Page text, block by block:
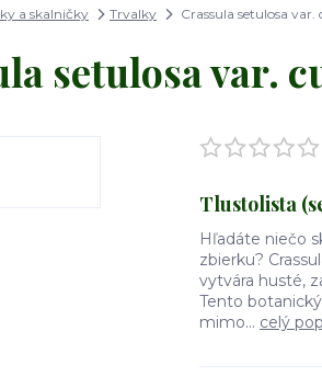
a skalničky Trvalky Crassula setulosa var.
setulosa var.
Tlustolista
Hľadáte niečo
zbierku?
vytvára husté,
Tento
mimo... celý